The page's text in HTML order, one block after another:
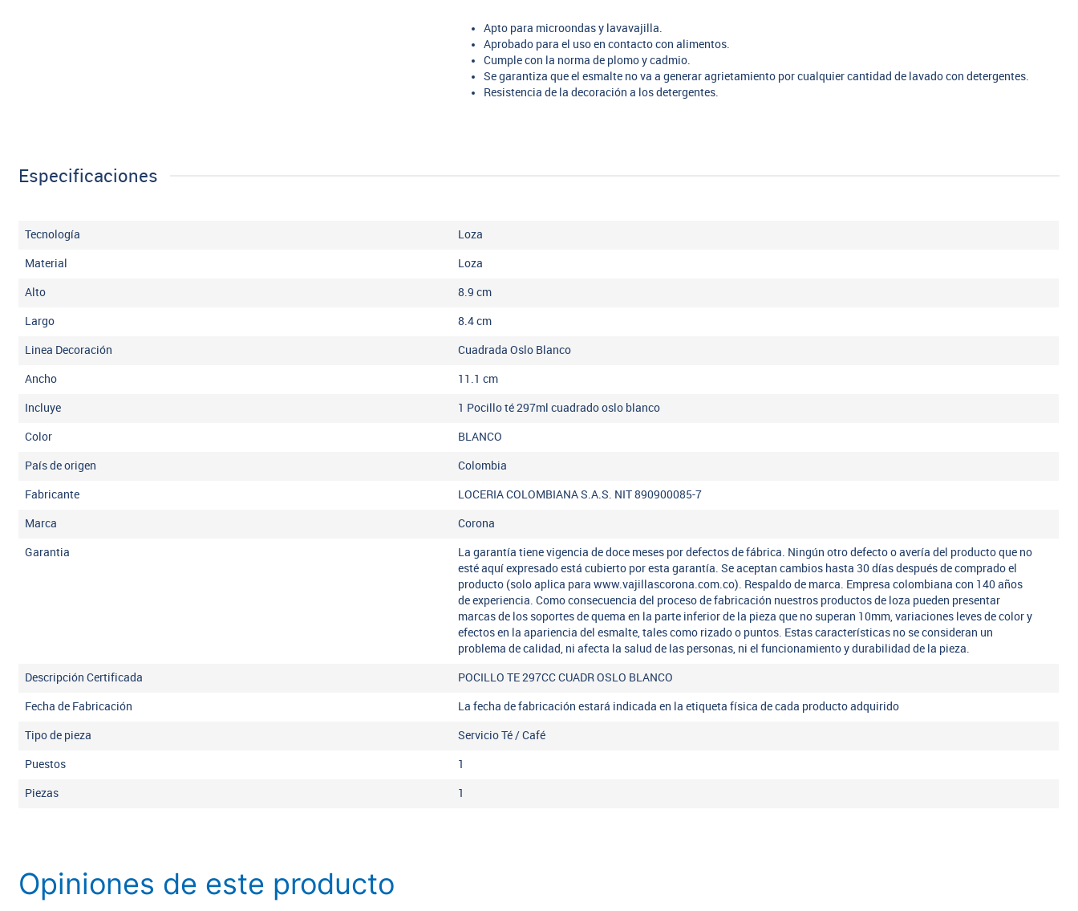
Apto para microondas y lavavajilla.
Aprobado para el uso en contacto con alimentos.
Cumple con la norma de plomo y cadmio.
Se garantiza que el esmalte no va a generar agrietamiento por cualquier cantidad de lavado con detergentes.
Resistencia de la decoración a los detergentes.
Especificaciones
Tecnología Loza
Material Loza
Alto 8.9 cm
Largo 8.4cm
Linea Decoración Cuadrada Oslo Blanco
Ancho 11.1 cm
Incluye 1 Pocillo té 297ml cuadrado oslo blanco
Color BLANCO
País de origen Colombia
Fabricante LOCERIA COLOMBIANA S.A.S. NIT 890900085-7
Marca Corona
Garantia
La garantía tiene vigencia de doce meses por defectos de fábrica. Ningún otro defecto o avería del producto que no
esté aquí expresado está cubierto por esta garantía. Se aceptan cambios hasta 30 días después de comprado el
producto (solo aplica para www.vajillascorona.com.co). Respaldo de marca. Empresa colombiana con 140 años
de experiencia. Como consecuencia del proceso de fabricación nuestros productos de loza pueden presentar
marcas de los soportes de quema en la parte inferior de la pieza que no superan 10mm, variaciones leves de color y
efectos en la apariencia del esmalte, tales como rizado o puntos. Estas características no se consideran un
problema de calidad, ni afecta la salud de las personas, ni el funcionamiento y durabilidad de la pieza.
Descripción Certificada POCILLO TE 297CC CUADR OSLO BLANCO
Fecha de Fabricación La fecha de fabricación estará indicada en la etiqueta física de cada producto adquirido
Tipo de pieza Servicio Té / Café
Puestos 1
Piezas 1
Opiniones de este producto